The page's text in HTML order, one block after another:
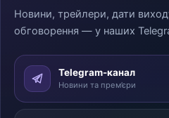
Новини, трейлери, дати
обговорення — у наших
Telegram-канал
Новини та прем’єри